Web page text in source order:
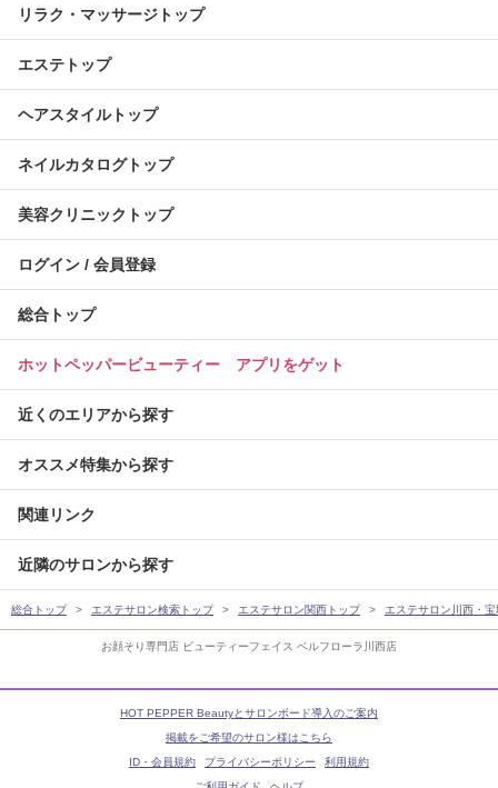
お顔そり専門店 ビューティーフェイス ベルフローラ川西店
リラク・マッサージトップ
エステトップ
ヘアスタイルトップ
ネイルカタログトップ
美容クリニックトップ
ログイン / 会員登録
総合トップ
ホットペッパービューティー アプリをゲット
近くのエリアから探す
オススメ特集から探す
関連リンク
近隣のサロンから探す
総合トップ エステサロン検索トップ エステサロン関西トップ エステサロン川西・
HOT PEPPER Beautyとサロンボード導入のご案内
掲載をご希望のサロン様はこちら
ID・会員規約
プライバシーポリシー
利用規約